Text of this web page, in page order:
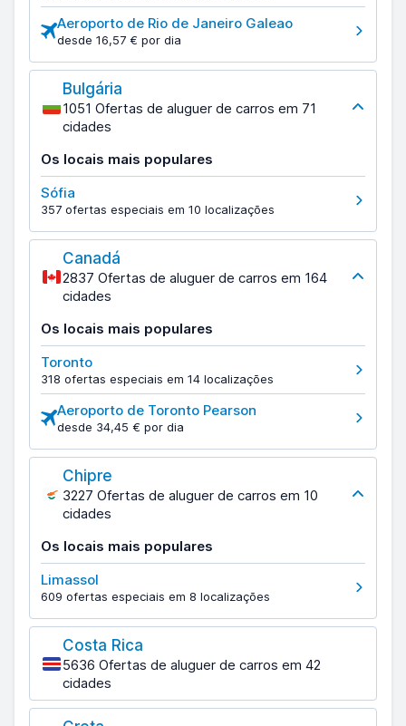
Aeroporto de Rio de Janeiro Galeao
desde 16,57 € por dia
Bulgária
1051 Ofertas de aluguer de carros em 71
cidades
Os locais mais populares
Sófia
357 ofertas especiais em 10 localizações
Canadá
2837 Ofertas de aluguer de carros em 164
cidades
Os locais mais populares
Toronto
318 ofertas especiais em 14 localizações
Aeroporto de Toronto Pearson
desde 34,45 € por dia
Chipre
3227 Ofertas de aluguer de carros em 10
cidades
Os locais mais populares
Limassol
609 ofertas especiais em 8 localizações
Costa Rica
5636 Ofertas de aluguer de carros em 42
cidades